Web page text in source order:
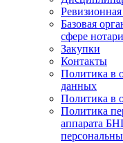
Базовая
сфере
Закупки
Контакты
Политика в
данных
Политика в
Политика
аппарата